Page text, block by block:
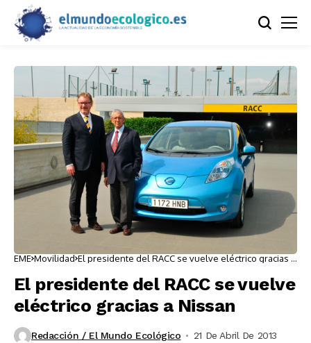
EME Movilidad El presidente del RACC se vuelve eléctrico gracias a
El presidente del RACC se vuelve
eléctrico gracias a Nissan
Redacción / El Mundo Ecológico
21 De Abril De 2013